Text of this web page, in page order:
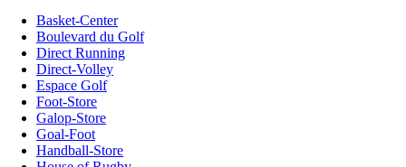
Basket-Center
Boulevard du Golf
Direct Running
Direct-Volley
Espace Golf
Foot-Store
Galop-Store
Goal-Foot
Handball-Store